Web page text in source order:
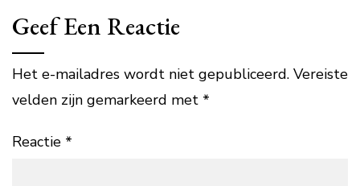
Geef Een Reactie
Het e-mailadres wordt niet gepubliceerd. Vereiste
velden zijn gemarkeerd met *
Reactie *